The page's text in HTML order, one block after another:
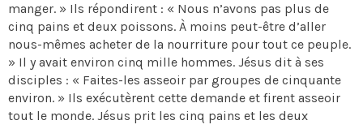
manger. » Ils répondirent : « Nous n’avons pas plus de
cinq pains et deux poissons. À moins peut-être d’aller
nous-mêmes acheter de la nourriture pour tout ce peuple.
» Il y avait environ cinq mille hommes. Jésus dit à ses
disciples : « Faites-les asseoir par groupes de cinquante
environ. » Ils exécutèrent cette demande et firent asseoir
tout le monde. Jésus prit les cinq pains et les deux